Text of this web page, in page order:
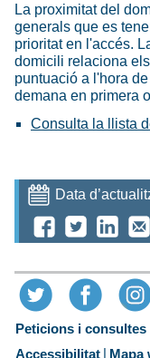
La proximitat del
generals que es
prioritat en l'accés.
domicili relaciona
puntuació a l'hora
demana en primera
Consulta la llista
Data
Peticions i
Accessibilitat
Mapa